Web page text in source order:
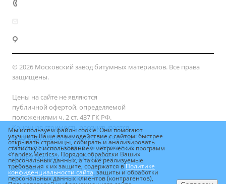
© 2026 Московский завод битумных материалов. Все права
защищены.
Цены на сайте не являются
публичной офертой, определяемой
положениями ч. 2 ст. 437 ГК РФ.
Конечная стоимость рассчитывается
индивидуально, исходя из количества
заказываемых товаров, их наличия на
наших складах, способа и места
доставки.
Мы используем файлы cookie. Они помогают
улучшить Ваше взаимодействие с сайтом: быстрее
открывать страницы, собирать и анализировать
статистку с использованием метрических программ
«Yandex.Metrics». Порядок обработки Ваших
персональных данных, а также реализуемые
требования к их защите, содержатся вПолитике
конфиденциальности сайта, защиты и обработки
персональных данных клиентов (контрагентов),